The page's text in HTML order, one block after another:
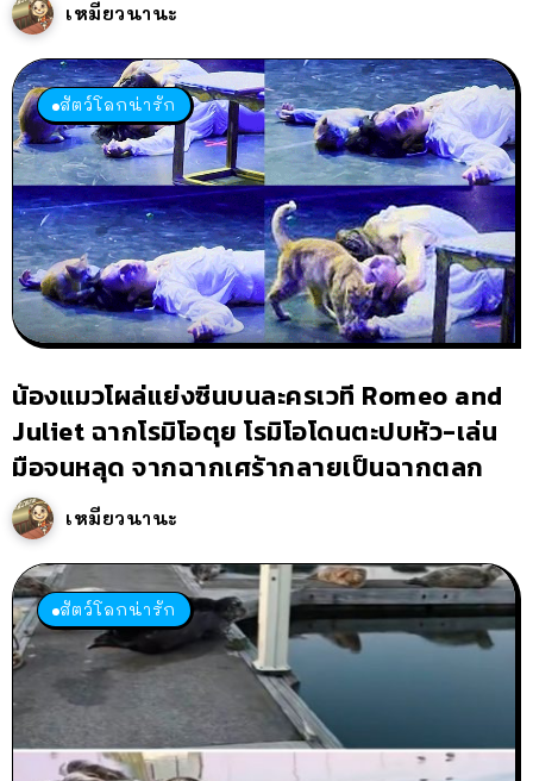
เหมียวนานะ
สัตว์โลกน่ารัก
น้องแมวโผล่แย่งซีนบนละครเวที Romeo and
Juliet ฉากโรมิโอตุย โรมิโอโดนตะปบหัว-เล่น
มือจนหลุด จากฉากเศร้ากลายเป็นฉากตลก
เหมียวนานะ
สัตว์โลกน่ารัก